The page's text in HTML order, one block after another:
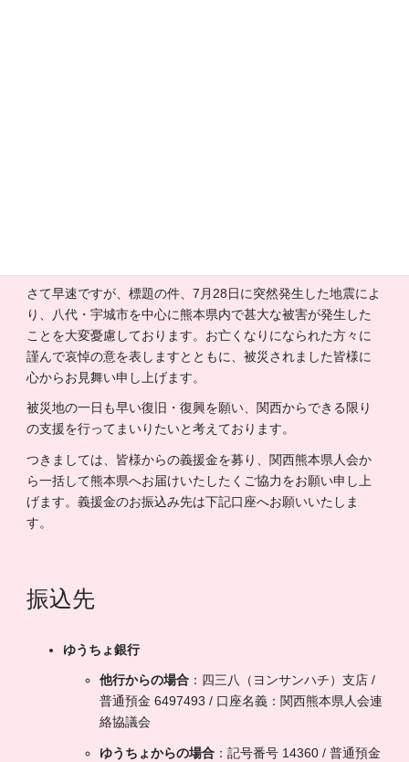
さて早速ですが、標題の件、7月28日に突然発生した地震によ
り、八代・宇城市を中心に熊本県内で甚大な被害が発生した
ことを大変憂慮しております。お亡くなりになられた方々に
謹んで哀悼の意を表しますとともに、被災されました皆様に
心からお見舞い申し上げます。
被災地の一日も早い復旧・復興を願い、関西からできる限り
の支援を行ってまいりたいと考えております。
つきましては、皆様からの義援金を募り、関西熊本県人会か
ら一括して熊本県へお届けいたしたくご協力をお願い申し上
げます。義援金のお振込み先は下記口座へお願いいたしま
す。
振込先
ゆうちょ銀行
他行からの場合 ：四三八（ヨンサンハチ）支店 /
普通預金 6497493 / 口座名義：関西熊本県人会連
絡協議会
ゆうちょからの場合 ：記号番号 14360 / 普通預金